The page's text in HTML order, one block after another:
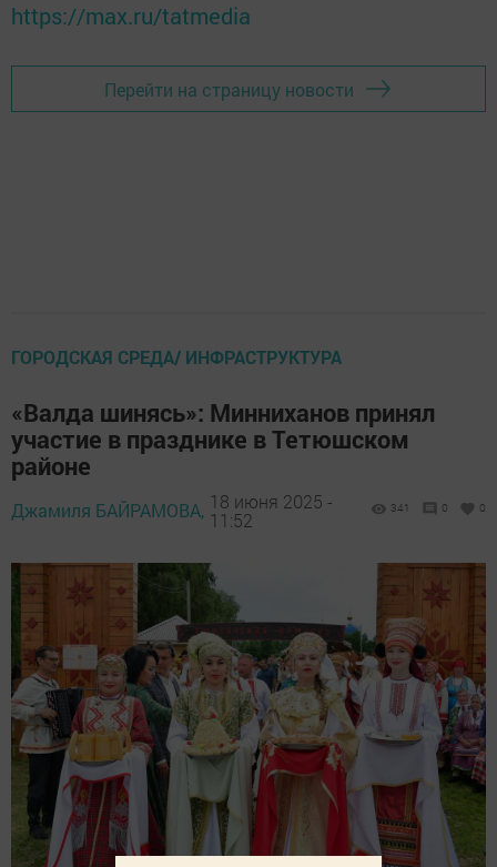
https://max.ru/tatmedia
Перейти на страницу новости
ГОРОДСКАЯ СРЕДА/ ИНФРАСТРУКТУРА
«Валда шинясь»: Минниханов принял
участие в празднике в Тетюшском
районе
Джамиля БАЙРАМОВА, 18 июня 2025 -
11:52
341 0 0